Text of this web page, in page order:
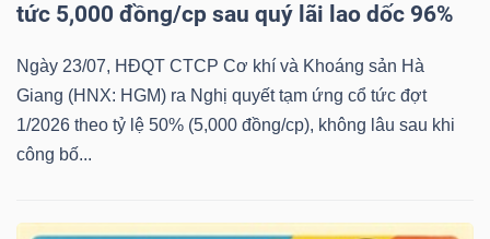
tức 5,000 đồng/cp sau quý lãi lao dốc 96%
Ngày 23/07, HĐQT CTCP Cơ khí và Khoáng sản Hà
Giang (HNX: HGM) ra Nghị quyết tạm ứng cổ tức đợt
1/2026 theo tỷ lệ 50% (5,000 đồng/cp), không lâu sau khi
công bố...
Dữ
liệu
tài